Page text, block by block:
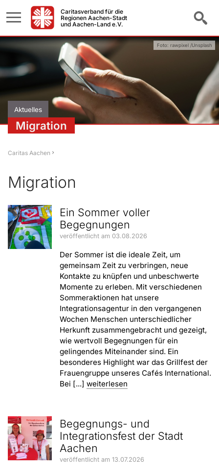
Caritasverband für die
Regionen Aachen-Stadt
und Aachen-Land e.V.
Aktuelles
Migration
Foto: rawpixel /Unsplash
Caritas Aachen
Migration
Ein Sommer voller
Begegnungen
veröffentlicht am 03.08.2026
Der Sommer ist die ideale Zeit, um
gemeinsam Zeit zu verbringen, neue
Kontakte zu knüpfen und unbeschwerte
Momente zu erleben. Mit verschiedenen
Sommeraktionen hat unsere
Integrationsagentur in den vergangenen
Wochen Menschen unterschiedlicher
Herkunft zusammengebracht und gezeigt,
wie wertvoll Begegnungen für ein
gelingendes Miteinander sind. Ein
besonderes Highlight war das Grillfest der
Frauengruppe unseres Cafés International.
Bei [...] weiterlesen
Begegnungs- und
Integrationsfest der Stadt
Aachen
veröffentlicht am 13.07.2026